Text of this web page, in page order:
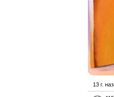
13 г.